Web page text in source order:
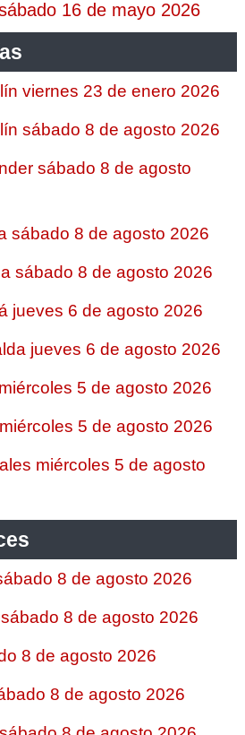
16 de mayo 2026
viernes 23 de enero 2026
sábado 8 de agosto 2026
sábado 8 de agosto
sábado 8 de agosto 2026
sábado 8 de agosto 2026
jueves 6 de agosto 2026
jueves 6 de agosto 2026
5 de agosto 2026
5 de agosto 2026
miércoles 5 de agosto
8 de agosto 2026
8 de agosto 2026
8 de agosto 2026
8 de agosto 2026